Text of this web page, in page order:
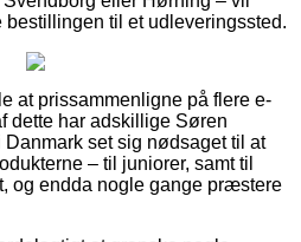
til et udleveringssted.
at prissammenligne på flere e-
dette har adskillige Søren
set sig nødsaget til at
– til juniorer, samt til
og endda nogle gange præstere